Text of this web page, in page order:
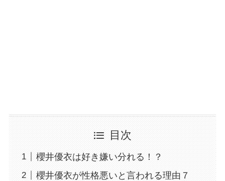
目次
櫻井優衣は好き嫌い分れる！？
櫻井優衣が性格悪いと言われる理由７